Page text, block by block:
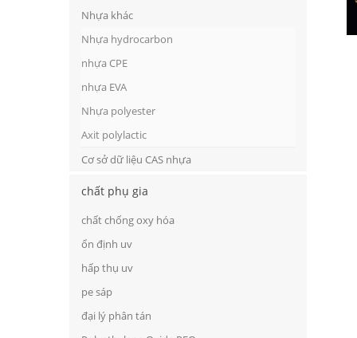
Nhựa khác
Nhựa hydrocarbon
nhựa CPE
nhựa EVA
Nhựa polyester
Axit polylactic
Cơ sở dữ liệu CAS nhựa
chất phụ gia
chất chống oxy hóa
ổn định uv
hấp thụ uv
pe sáp
đại lý phân tán